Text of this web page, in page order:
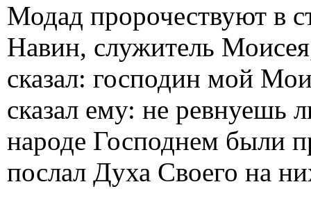
Модад пророчествуют в
Навин, служитель
сказал: господин мой
сказал ему: не ревнуешь
народе Господнем были
послал Духа Своего на